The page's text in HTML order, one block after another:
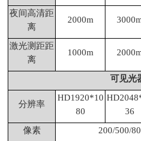
夜间高清距
离
2000m
激光测距距
离
1000m
可见光
分辨率
HD1920*10
80
36
像素
200/500/